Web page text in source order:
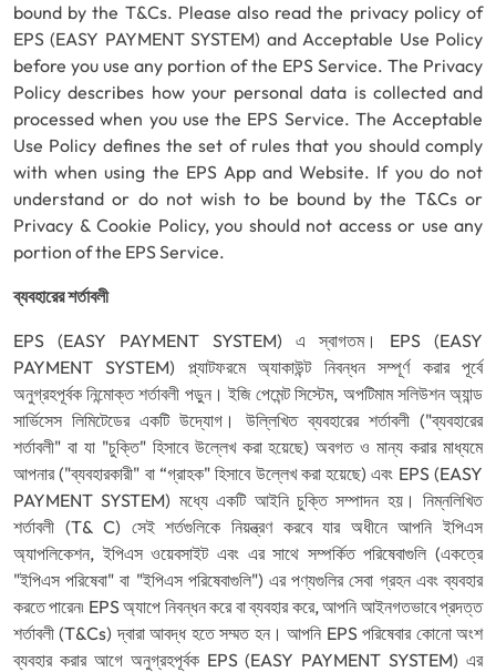
bound by the T&Cs. Please also read the privacy policy of
EPS (EASY PAYMENT SYSTEM) and Acceptable Use Policy
before you use any portion of the EPS Service. The Privacy
Policy describes how your personal data is collected and
processed when you use the EPS Service. The Acceptable
Use Policy defines the set of rules that you should comply
with when using the EPS App and Website. If you do not
understand or do not wish to be bound by the T&Cs or
Privacy & Cookie Policy, you should not access or use any
portion of the EPS Service.
ব্যবহারের শর্তাবলী
EPS (EASY PAYMENT SYSTEM) এ স্বাগতম। EPS (EASY
PAYMENT SYSTEM) প্ল্যাটফরমে অ্যাকাউন্ট নিবন্ধন সম্পূর্ণ করার পূর্বে
অনুগ্রহপূর্বক নিন্মোক্ত শর্তাবলী পড়ুন। ইজি পেমেন্ট সিস্টেম, অপটিমাম সলিউশন অ্যান্ড
সার্ভিসেস লিমিটেডের একটি উদ্যোগ। উল্লিখিত ব্যবহারের শর্তাবলী ("ব্যবহারের
শর্তাবলী" বা যা "চুক্তি" হিসাবে উল্লেখ করা হয়েছে) অবগত ও মান্য করার মাধ্যমে
আপনার ("ব্যবহারকারী" বা “গ্রাহক" হিসাবে উল্লেখ করা হয়েছে) এবং EPS (EASY
PAYMENT SYSTEM) মধ্যে একটি আইনি চুক্তি সম্পাদন হয়। নিম্নলিখিত
শর্তাবলী (T& C) সেই শর্তগুলিকে নিয়ন্ত্রণ করবে যার অধীনে আপনি ইপিএস
অ্যাপলিকেশন, ইপিএস ওয়েবসাইট এবং এর সাথে সম্পর্কিত পরিষেবাগুলি (একত্রে
"ইপিএস পরিষেবা" বা "ইপিএস পরিষেবাগুলি") এর পণ্যগুলির সেবা গ্রহন এবং ব্যবহার
করতে পারেন৷ EPS অ্যাপে নিবন্ধন করে বা ব্যবহার করে, আপনি আইনগতভাবে প্রদত্ত
শর্তাবলী (T&Cs) দ্বারা আবদ্ধ হতে সম্মত হন। আপনি EPS পরিষেবার কোনো অংশ
ব্যবহার করার আগে অনুগ্রহপূর্বক EPS (EASY PAYMENT SYSTEM) এর